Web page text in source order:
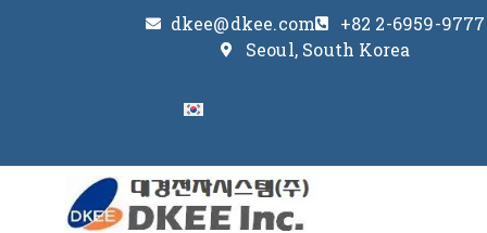
dkee@dkee.com
+82 2-6959-9777
Seoul, South Korea